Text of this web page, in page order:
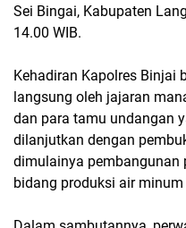
Sei Bingai, Kabupaten
14.00 WIB.
Kehadiran Kapolres Binjai
langsung oleh jajaran
dan para tamu undangan
dilanjutkan dengan
dimulainya pembangunan
bidang produksi air minum